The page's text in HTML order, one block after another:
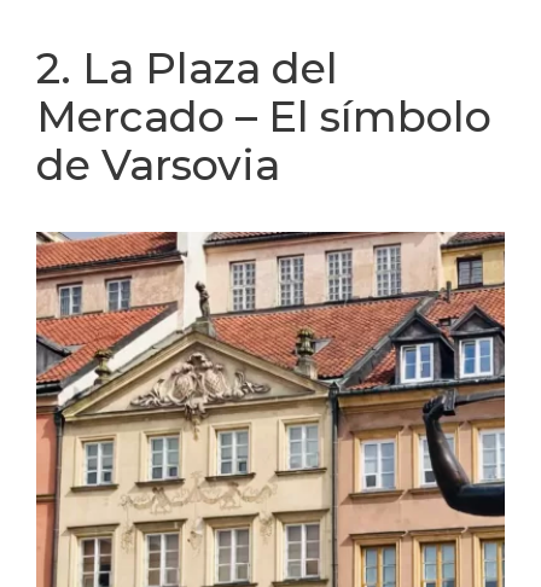
2. La Plaza del
Mercado – El símbolo
de Varsovia